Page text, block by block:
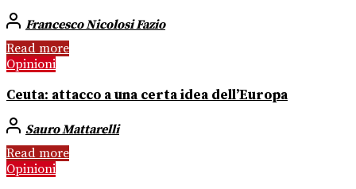
Francesco Nicolosi Fazio
Read more
Opinioni
Ceuta: attacco a una certa idea dell’Europa
Sauro Mattarelli
Read more
Opinioni